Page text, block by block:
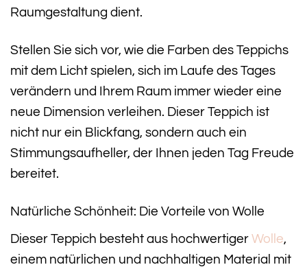
Raumgestaltung dient.
Stellen Sie sich vor, wie die Farben des Teppichs
mit dem Licht spielen, sich im Laufe des Tages
verändern und Ihrem Raum immer wieder eine
neue Dimension verleihen. Dieser Teppich ist
nicht nur ein Blickfang, sondern auch ein
Stimmungsaufheller, der Ihnen jeden Tag Freude
bereitet.
Natürliche Schönheit: Die Vorteile von Wolle
Dieser Teppich besteht aus hochwertiger Wolle,
einem natürlichen und nachhaltigen Material mit